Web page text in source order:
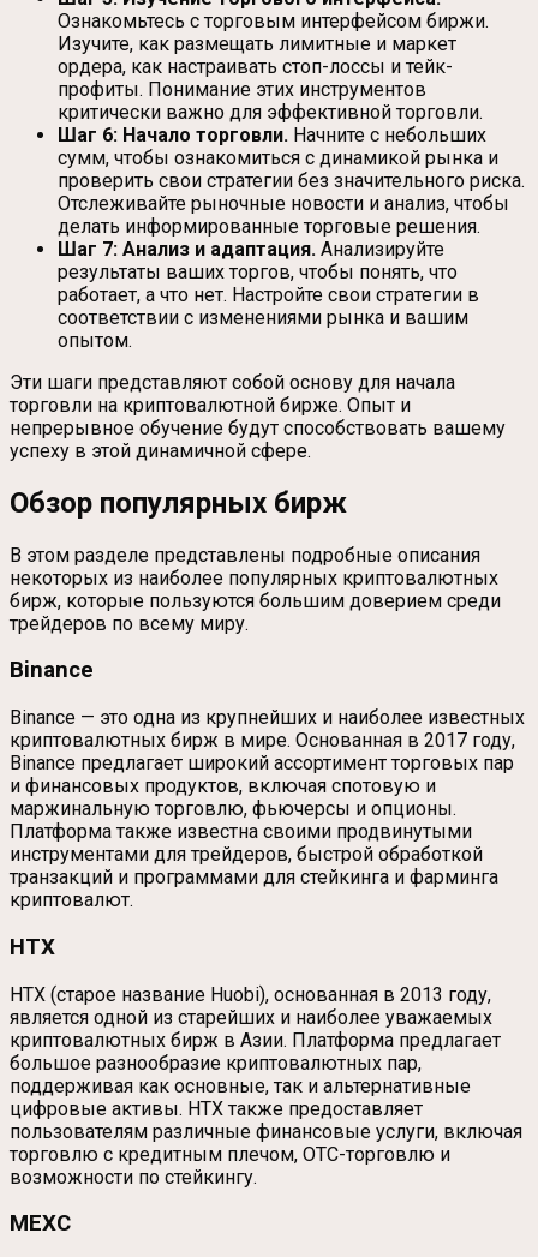
Ознакомьтесь с торговым интерфейсом биржи.
Изучите, как размещать лимитные и маркет
ордера, как настраивать стоп-лоссы и тейк-
профиты. Понимание этих инструментов
критически важно для эффективной торговли.
Шаг 6: Начало торговли. Начните с небольших
сумм, чтобы ознакомиться с динамикой рынка и
проверить свои стратегии без значительного риска.
Отслеживайте рыночные новости и анализ, чтобы
делать информированные торговые решения.
Шаг 7: Анализ и адаптация. Анализируйте
результаты ваших торгов, чтобы понять, что
работает, а что нет. Настройте свои стратегии в
соответствии с изменениями рынка и вашим
опытом.
Эти шаги представляют собой основу для начала
торговли на криптовалютной бирже. Опыт и
непрерывное обучение будут способствовать вашему
успеху в этой динамичной сфере.
Обзор популярных бирж
В этом разделе представлены подробные описания
некоторых из наиболее популярных криптовалютных
бирж, которые пользуются большим доверием среди
трейдеров по всему миру.
Binance
Binance — это одна из крупнейших и наиболее известных
криптовалютных бирж в мире. Основанная в 2017 году,
Binance предлагает широкий ассортимент торговых пар
и финансовых продуктов, включая спотовую и
маржинальную торговлю, фьючерсы и опционы.
Платформа также известна своими продвинутыми
инструментами для трейдеров, быстрой обработкой
транзакций и программами для стейкинга и фарминга
криптовалют.
HTX
HTX (старое название Huobi), основанная в 2013 году,
является одной из старейших и наиболее уважаемых
криптовалютных бирж в Азии. Платформа предлагает
большое разнообразие криптовалютных пар,
поддерживая как основные, так и альтернативные
цифровые активы. HTX также предоставляет
пользователям различные финансовые услуги, включая
торговлю с кредитным плечом, OTC-торговлю и
возможности по стейкингу.
MEXC